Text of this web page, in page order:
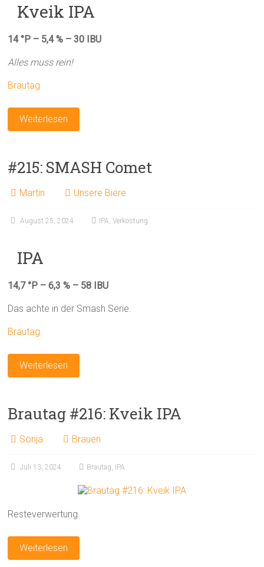
Kveik IPA
14 °P – 5,4 % – 30 IBU
Alles muss rein!
Brautag
Weiterlesen
#215: SMASH Comet
Martin Unsere Biere
August 25, 2024 IPA,Verkostung
IPA
14,7 °P – 6,3 % – 58 IBU
Das achte in der Smash Serie.
Brautag
Weiterlesen
Brautag #216: Kveik IPA
Sonja Brauen
Juli 13, 2024 Brautag, IPA
Resteverwertung
Weiterlesen